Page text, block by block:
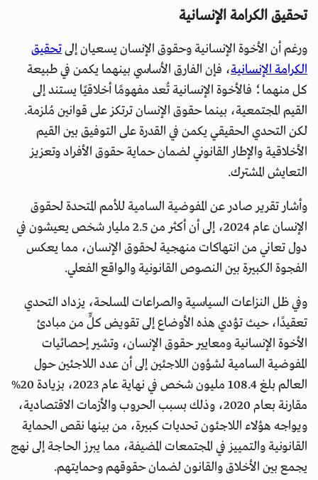
تحقيق الكرامة الإنسانية
ورغم أن الأخوة الإنسانية وحقوق الإنسان يسعيان إلىتحقيق
الكرامة الإنسانية، فإن الفارق الأساسي بينهما يكمن في طبيعة
كل منهما؛ فالأخوة الإنسانية تُعد مفهومًا أخلاقيًا يستند إلى
القيم المجتمعية، بينما حقوق الإنسان ترتكز على قوانين مُلزمة.
لكن التحدي الحقيقي يكمن في القدرة على التوفيق بين القيم
الأخلاقية والإطار القانوني لضمان حماية حقوق الأفراد وتعزيز
التعايش المشترك.
وأشار تقرير صادر عن المفوضية السامية للأمم المتحدة لحقوق
الإنسان عام 2024، إلى أن أكثر من 2.5 مليار شخص يعيشون في
دول تعاني من انتهاكات منهجية لحقوق الإنسان، مما يعكس
الفجوة الكبيرة بين النصوص القانونية والواقع الفعلي.
وفي ظل النزاعات السياسية والصراعات المسلحة، يزداد التحدي
تعقيدًا، حيث تؤدي هذه الأوضاع إلى تقويض كلٍّ من مبادئ
الأخوة الإنسانية ومعايير حقوق الإنسان، وتشير إحصائيات
المفوضية السامية لشؤون اللاجئين إلى أن عدد اللاجئين حول
العالم بلغ 108.4 مليون شخص في نهاية عام 2023، بزيادة 20%
مقارنة بعام 2020، وذلك بسبب الحروب والأزمات الاقتصادية،
ويواجه هؤلاء اللاجئون تحديات كبيرة، من بينها نقص الحماية
القانونية والتمييز في المجتمعات المضيفة، مما يبرز الحاجة إلى نهج
يجمع بين الأخلاق والقانون لضمان حقوقهم وحمايتهم.